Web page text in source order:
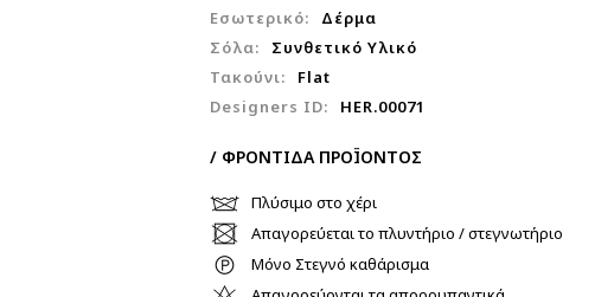
Εσωτερικό:
Δέρμα
Σόλα:
Συνθετικό Υλικό
Τακούνι:
Flat
Designers ID:
HER.00071
/ ΦΡΟΝΤΙΔΑ ΠΡΟΪΟΝΤΟΣ
Πλύσιμο στο χέρι
Απαγορεύεται το πλυντήριο / στεγνωτήριο
Μόνο Στεγνό καθάρισμα